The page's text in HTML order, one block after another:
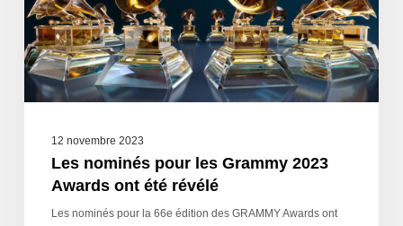
12 novembre 2023
Les nominés pour les Grammy 2023
Awards ont été révélé
Les nominés pour la 66e édition des GRAMMY Awards ont